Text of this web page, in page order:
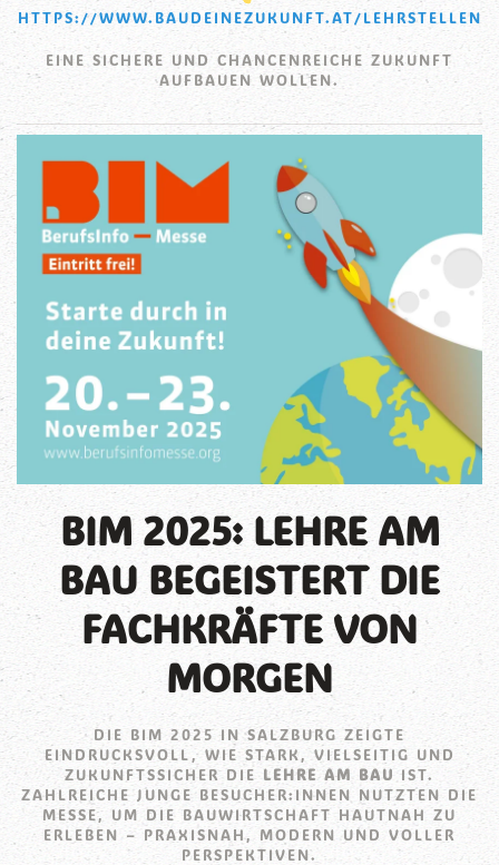
HTTPS://WWW.BAUDEINEZUKUNFT.AT/LEHRSTELLEN
EINE SICHERE UND CHANCENREICHE ZUKUNFT
AUFBAUEN WOLLEN.
BIM 2025: LEHRE AM
BAU BEGEISTERT DIE
FACHKRÄFTE VON
MORGEN
DIE BIM 2025 IN SALZBURG ZEIGTE
EINDRUCKSVOLL, WIE STARK, VIELSEITIG UND
ZUKUNFTSSICHER DIE LEHRE AM BAU IST.
ZAHLREICHE JUNGE BESUCHER:INNEN NUTZTEN DIE
MESSE, UM DIE BAUWIRTSCHAFT HAUTNAH ZU
ERLEBEN – PRAXISNAH, MODERN UND VOLLER
PERSPEKTIVEN.